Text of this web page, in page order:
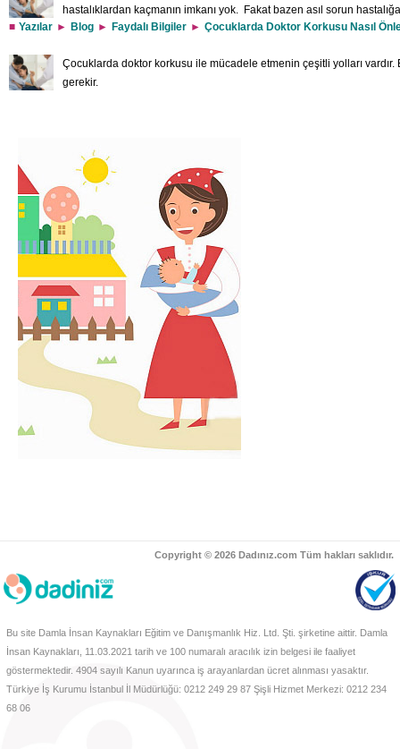
hastalıklardan kaçmanın imkanı yok. Fakat bazen asıl sorun
sürecinde yaşanıyor. Çocuklarda doktor korkusu hastalık sürecini
Çocuğunuz hastalandığında doğru teşhisin konulup en etkili tedavinin ya
Yazılar Blog Faydalı Bilgiler Çocuklarda Doktor Korkusu Nasıl
Çocuklarda doktor korkusu ile mücadele etmenin çeşitli yolları
gerekir.
Copyright © 2026 Dadınız.com Tüm hakları saklıdır.
Bu site Damla İnsan Kaynakları Eğitim ve Danışmanlık Hiz. Ltd. Şti. şirketine aittir. Damla
İnsan Kaynakları, 11.03.2021 tarih ve 100 numaralı aracılık izin belgesi ile faaliyet
göstermektedir. 4904 sayılı Kanun uyarınca iş arayanlardan ücret alınması yasaktır.
Türkiye İş Kurumu İstanbul İl Müdürlüğü: 0212 249 29 87 Şişli Hizmet Merkezi: 0212 234
68 06